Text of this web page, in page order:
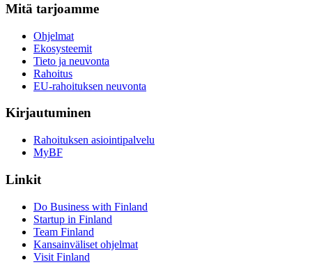
Mitä tarjoamme
Ohjelmat
Ekosysteemit
Tieto ja neuvonta
Rahoitus
EU-rahoituksen neuvonta
Kirjautuminen
Rahoituksen asiointipalvelu
MyBF
Linkit
Do Business with Finland
Startup in Finland
Team Finland
Kansainväliset ohjelmat
Visit Finland